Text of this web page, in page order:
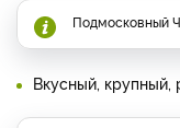
Подмосковный
Вкусный, крупный,